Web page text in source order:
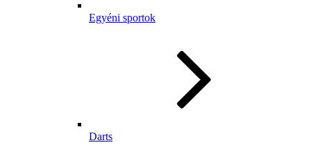
Egyéni sportok
Darts